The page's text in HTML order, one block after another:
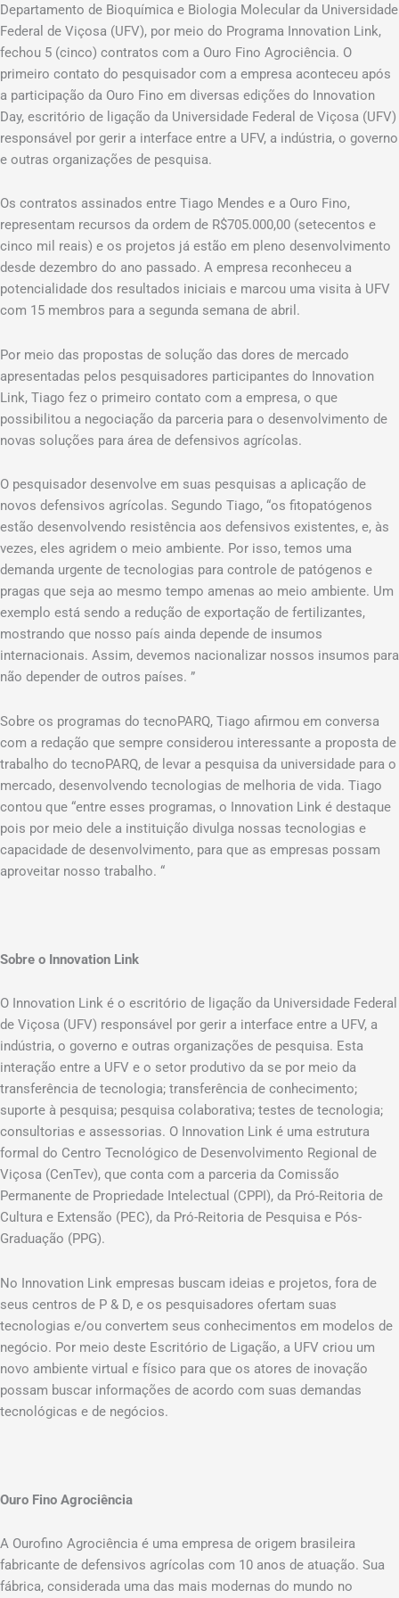
Departamento de Bioquímica e Biologia Molecular da Universidade
Federal de Viçosa (UFV), por meio do Programa Innovation Link,
fechou 5 (cinco) contratos com a Ouro Fino Agrociência. O
primeiro contato do pesquisador com a empresa aconteceu após
a participação da Ouro Fino em diversas edições do Innovation
Day, escritório de ligação da Universidade Federal de Viçosa (UFV)
responsável por gerir a interface entre a UFV, a indústria, o governo
e outras organizações de pesquisa.
Os contratos assinados entre Tiago Mendes e a Ouro Fino,
representam recursos da ordem de R$705.000,00 (setecentos e
cinco mil reais) e os projetos já estão em pleno desenvolvimento
desde dezembro do ano passado. A empresa reconheceu a
potencialidade dos resultados iniciais e marcou uma visita à UFV
com 15 membros para a segunda semana de abril.
Por meio das propostas de solução das dores de mercado
apresentadas pelos pesquisadores participantes do Innovation
Link, Tiago fez o primeiro contato com a empresa, o que
possibilitou a negociação da parceria para o desenvolvimento de
novas soluções para área de defensivos agrícolas.
O pesquisador desenvolve em suas pesquisas a aplicação de
novos defensivos agrícolas. Segundo Tiago, “os fitopatógenos
estão desenvolvendo resistência aos defensivos existentes, e, às
vezes, eles agridem o meio ambiente. Por isso, temos uma
demanda urgente de tecnologias para controle de patógenos e
pragas que seja ao mesmo tempo amenas ao meio ambiente. Um
exemplo está sendo a redução de exportação de fertilizantes,
mostrando que nosso país ainda depende de insumos
internacionais. Assim, devemos nacionalizar nossos insumos para
não depender de outros países. ”
Sobre os programas do tecnoPARQ, Tiago afirmou em conversa
com a redação que sempre considerou interessante a proposta de
trabalho do tecnoPARQ, de levar a pesquisa da universidade para o
mercado, desenvolvendo tecnologias de melhoria de vida. Tiago
contou que “entre esses programas, o Innovation Link é destaque
pois por meio dele a instituição divulga nossas tecnologias e
capacidade de desenvolvimento, para que as empresas possam
aproveitar nosso trabalho. “
Sobre o Innovation Link
O Innovation Link é o escritório de ligação da Universidade Federal
de Viçosa (UFV) responsável por gerir a interface entre a UFV, a
indústria, o governo e outras organizações de pesquisa. Esta
interação entre a UFV e o setor produtivo da se por meio da
transferência de tecnologia; transferência de conhecimento;
suporte à pesquisa; pesquisa colaborativa; testes de tecnologia;
consultorias e assessorias. O Innovation Link é uma estrutura
formal do Centro Tecnológico de Desenvolvimento Regional de
Viçosa (CenTev), que conta com a parceria da Comissão
Permanente de Propriedade Intelectual (CPPI), da Pró-Reitoria de
Cultura e Extensão (PEC), da Pró-Reitoria de Pesquisa e Pós-
Graduação (PPG).
No Innovation Link empresas buscam ideias e projetos, fora de
seus centros de P & D, e os pesquisadores ofertam suas
tecnologias e/ou convertem seus conhecimentos em modelos de
negócio. Por meio deste Escritório de Ligação, a UFV criou um
novo ambiente virtual e físico para que os atores de inovação
possam buscar informações de acordo com suas demandas
tecnológicas e de negócios.
Ouro Fino Agrociência
A Ourofino Agrociência é uma empresa de origem brasileira
fabricante de defensivos agrícolas com 10 anos de atuação. Sua
fábrica, considerada uma das mais modernas do mundo no